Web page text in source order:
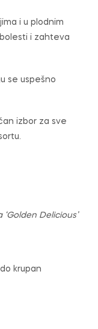
i u plodnim
i zahteva
se uspešno
izbor za sve
Delicious’
krupan